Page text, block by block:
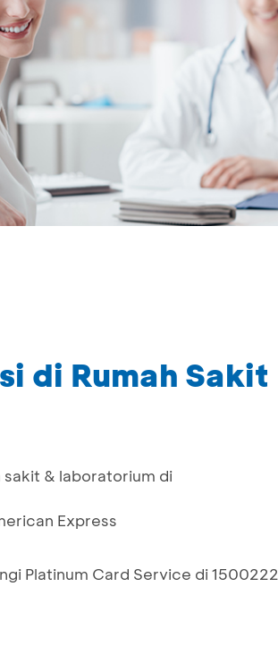
di Rumah Sakit
sakit & laboratorium di
Express
Platinum Card Service di 1500222